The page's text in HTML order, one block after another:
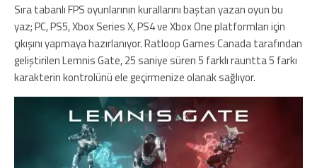
Sıra tabanlı FPS oyunlarının kurallarını baştan yazan oyun bu
yaz; PC, PS5, Xbox Series X, PS4 ve Xbox One platformları için
çıkışını yapmaya hazırlanıyor. Ratloop Games Canada tarafından
geliştirilen Lemnis Gate, 25 saniye süren 5 farklı rauntta 5 farkı
karakterin kontrolünü ele geçirmenize olanak sağlıyor.